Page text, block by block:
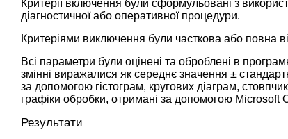
Критерії включення були сформульовані з
діагностичної або оперативної процедури.
Критеріями виключення були часткова або повна
Всі параметри були оцінені та оброблені в
змінні виражалися як середнє значення ±
за допомогою гістограм, кругових діаграм,
графіки обробки, отримані за допомогою Microsoft
Результати